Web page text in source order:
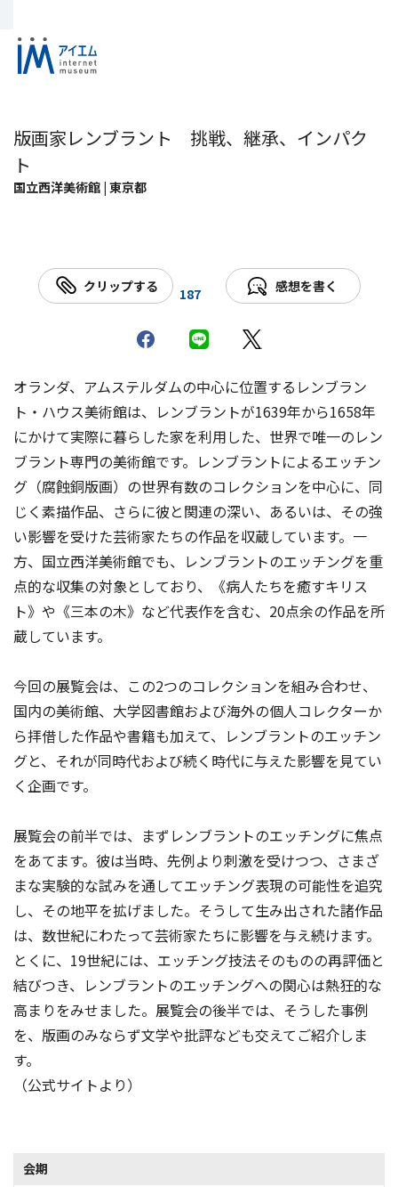
版画家レンブラント 挑戦、継承、インパク
ト
国立西洋美術館 | 東京都
クリップする 187 感想を書く
オランダ、アムステルダムの中心に位置するレンブラン
ト・ハウス美術館は、レンブラントが1639年から1658年
にかけて実際に暮らした家を利用した、世界で唯一のレン
ブラント専門の美術館です。レンブラントによるエッチン
グ（腐蝕銅版画）の世界有数のコレクションを中心に、同
じく素描作品、さらに彼と関連の深い、あるいは、その強
い影響を受けた芸術家たちの作品を収蔵しています。一
方、国立西洋美術館でも、レンブラントのエッチングを重
点的な収集の対象としており、《病人たちを癒すキリス
ト》や《三本の木》など代表作を含む、20点余の作品を所
蔵しています。
今回の展覧会は、この2つのコレクションを組み合わせ、
国内の美術館、大学図書館および海外の個人コレクターか
ら拝借した作品や書籍も加えて、レンブラントのエッチン
グと、それが同時代および続く時代に与えた影響を見てい
く企画です。
展覧会の前半では、まずレンブラントのエッチングに焦点
をあてます。彼は当時、先例より刺激を受けつつ、さまざ
まな実験的な試みを通してエッチング表現の可能性を追究
し、その地平を拡げました。そうして生み出された諸作品
は、数世紀にわたって芸術家たちに影響を与え続けます。
とくに、19世紀には、エッチング技法そのものの再評価と
結びつき、レンブラントのエッチングへの関心は熱狂的な
高まりをみせました。展覧会の後半では、そうした事例
を、版画のみならず文学や批評なども交えてご紹介しま
す。
（公式サイトより）
会期